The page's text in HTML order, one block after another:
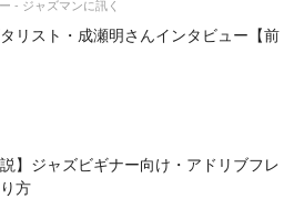
- ジャズマンに訊く
リスト・成瀬明さんインタビュー【前
説】ジャズビギナー向け・アドリブフレ
方